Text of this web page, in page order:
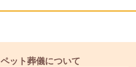
ペット葬儀について